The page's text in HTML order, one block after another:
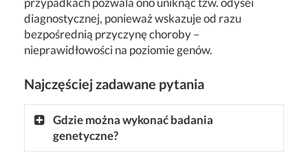
diagnostycznej, ponieważ wskazuje od razu
bezpośrednią przyczynę choroby –
nieprawidłowości na poziomie genów.
Najczęściej zadawane pytania
Gdzie można wykonać badania
genetyczne?